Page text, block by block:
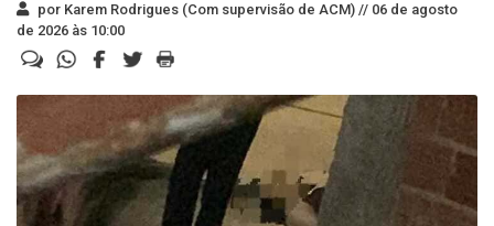
por Karem Rodrigues (Com supervisão de ACM) // 06 de agosto
de 2026 às 10:00